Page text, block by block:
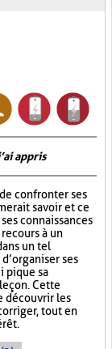
appris
confronter ses
savoir et ce
connaissances
à un
un tel
ses
pique sa
Cette
découvrir les
tout en